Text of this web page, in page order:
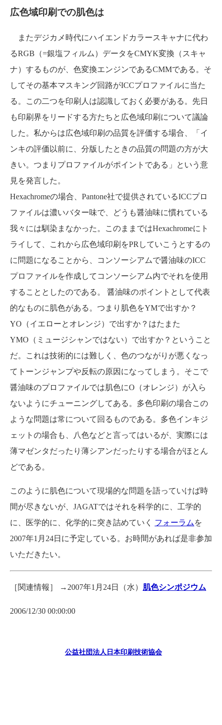
広色域印刷での肌色は
またデジカメ時代にハイエンドカラースキャナに代わ
るRGB（=銀塩フィルム）データをCMYK変換（スキャ
ナ）するものが、色変換エンジンであるCMMである。そ
してその基本マスキング回路がICCプロファイルに当た
る。この二つを印刷人は認識しておく必要がある。先日
も印刷界をリードする方たちと広色域印刷について議論
した。私からは広色域印刷の品質を評価する場合、「イ
ンキの評価以前に、分版したときの品質の問題の方が大
きい。つまりプロファイルがポイントである」という意
見を発言した。
Hexachromeの場合、Pantone社で提供されているICCプロ
ファイルは濃いバター味で、どうも醤油味に慣れている
我々には馴染まなかった。このままではHexachromeにト
ライして、これから広色域印刷をPRしていこうとするの
に問題になることから、コンソーシアムで醤油味のICC
プロファイルを作成してコンソーシアム内でそれを使用
することとしたのである。 醤油味のポイントとして代表
的なものに肌色がある。つまり肌色をYMで出すか？
YO（イエローとオレンジ）で出すか？はたまた
YMO（ミュージシャンではない）で出すか？ということ
だ。これは技術的には難しく、色のつながりが悪くなっ
てトーンジャンプや反転の原因になってしまう。そこで
醤油味のプロファイルでは肌色にO（オレンジ）が入ら
ないようにチューニングしてある。多色印刷の場合この
ような問題は常について回るものである。多色インキジ
ェットの場合も、八色などと言ってはいるが、実際には
薄マゼンタだったり薄シアンだったりする場合がほとん
どである。
このように肌色について現場的な問題を語っていけば時
間が尽きないが、JAGATではそれを科学的に、工学的
に、医学的に、化学的に突き詰めていく フォーラム を
2007年1月24日に予定している。お時間があれば是非参加
いただきたい。
［関連情報］ →2007年1月24日（水） 肌色シンポジウム
2006/12/30 00:00:00
公益社団法人日本印刷技術協会